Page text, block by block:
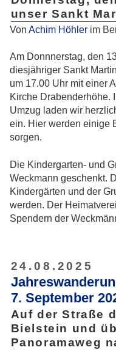
unser Sankt
Von Achim Höhler im
Am Donnnerstag, den
diesjähriger Sankt
um 17.00 Uhr mit einer
Kirche Drabenderhöhe.
Umzug laden wir
ein. Hier werden einige
sorgen.
Die Kindergarten- und
Weckmann geschenkt.
Kindergärten und der
werden. Der
Spendern der
24.08.2025
7. September
Auf der Straße
Bielstein und
Panoramaweg